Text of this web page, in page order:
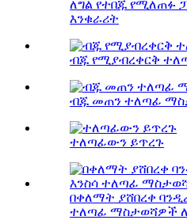
ለግል የተበጁ
እንቁራሪት
ብጁ የሚያብረቀርቅ
ብጁ መጠን ተለጣፊ
ተለጣፊውን ይጥረጉ
በቀለማት ያሸበረቀ
ተለጣፊ ማስታወሻዎች